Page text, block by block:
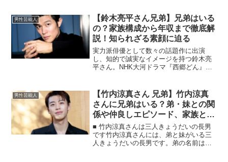
男性芸能人
【鈴木亮平さん兄弟】兄弟はいる
の？家族構成から年収まで徹底解
説！知られざる素顔に迫る
実力派俳優として数々の話題作に出演
し、知的で誠実なイメージを持つ鈴木亮
平さん。NHK大河ドラマ『西郷どん』や
す。そんな彼の「兄弟」に関する情報や
家族構成、そして年...
男性芸能人
【竹内涼真さん 兄弟】竹内涼真
さんに兄弟はいる？弟・妹との関
係や仲良しエピソード、家族との
絆を徹底解説！
■ 竹内涼真さんは三人きょうだいの長男
です竹内涼真さんには、弟と妹がいる三
人きょうだいの長男です。弟の名前はゆ